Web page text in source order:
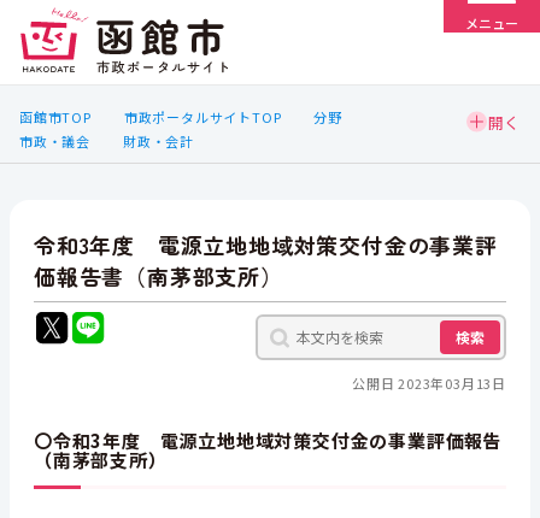
メニュー
函館市TOP 市政ポータルサイトTOP
分野
市政・議会
財政・会計
令和3年度 電源立地地域対策交付金の事業評
価報告書（南茅部支所）
検索
公開日 2023年03月13日
〇令和3年度 電源立地地域対策交付金の事業評価報告
（南茅部支所）